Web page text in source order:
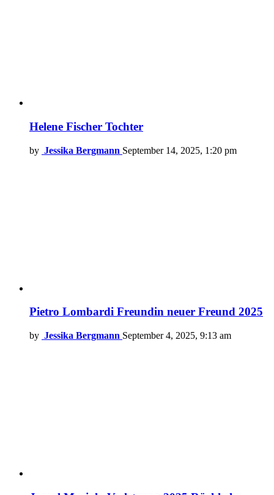
Helene Fischer Tochter
by Jessika Bergmann September 14, 2025, 1:20 pm
Pietro Lombardi Freundin neuer Freund 2025
by Jessika Bergmann September 4, 2025, 9:13 am